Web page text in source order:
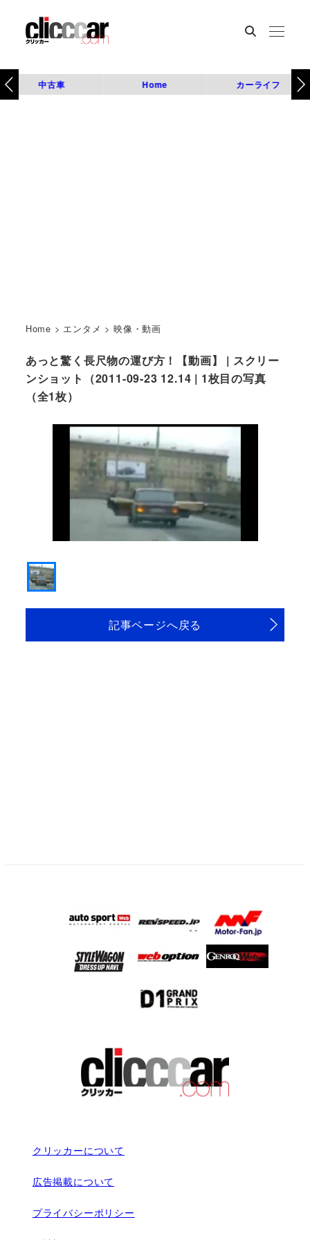
中古車 Home カーライフ
Home > エンタメ >映像・動画
あっと驚く長尺物の運び方！【動画】 | スクリー
ンショット（2011-09-23 12.14 | 1枚目の写真
（全1枚）
記事ページへ戻る
クリッカーについて
広告掲載について
プライバシーポリシー